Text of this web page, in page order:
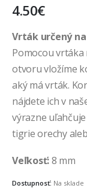
4.50€
Vrták určený
Pomocou
otvoru vložíme
aký má vrták.
nájdete ich v
výrazne
tigrie orechy
Veľkosť:8 mm
Dostupnosť: Na sklade